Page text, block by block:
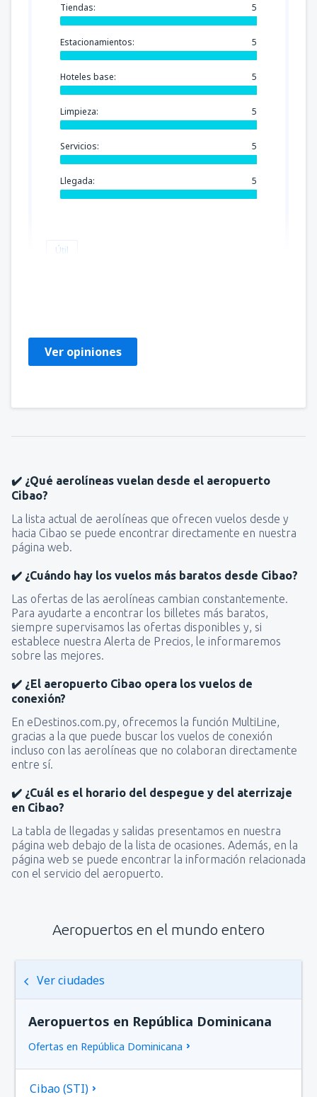
Tiendas: 5
Estacionamientos: 5
Hoteles base: 5
Limpieza: 5
Servicios: 5
Llegada: 5
Útil
Ver opiniones
✔️ ¿Qué aerolíneas vuelan desde el aeropuerto
Cibao?
La lista actual de aerolíneas que ofrecen vuelos desde y
hacia Cibao se puede encontrar directamente en nuestra
página web.
✔️ ¿Cuándo hay los vuelos más baratos desde Cibao?
Las ofertas de las aerolíneas cambian constantemente.
Para ayudarte a encontrar los billetes más baratos,
siempre supervisamos las ofertas disponibles y, si
establece nuestra Alerta de Precios, le informaremos
sobre las mejores.
✔️ ¿El aeropuerto Cibao opera los vuelos de
conexión?
En eDestinos.com.py, ofrecemos la función MultiLine,
gracias a la que puede buscar los vuelos de conexión
incluso con las aerolíneas que no colaboran directamente
entre sí.
✔️ ¿Cuál es el horario del despegue y del aterrizaje
en Cibao?
La tabla de llegadas y salidas presentamos en nuestra
página web debajo de la lista de ocasiones. Además, en la
página web se puede encontrar la información relacionada
con el servicio del aeropuerto.
Aeropuertos en el mundo entero
Ver ciudades
Aeropuertos en República Dominicana
Ofertas en República Dominicana
Cibao (STI)